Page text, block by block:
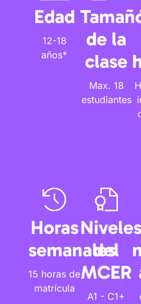
Edad
12-18
años*
de la
clase
Max. 18
estudiantes
Horas
semanales
15 horas de
matrícula
Niveles
del
MCER
A1 - C1+